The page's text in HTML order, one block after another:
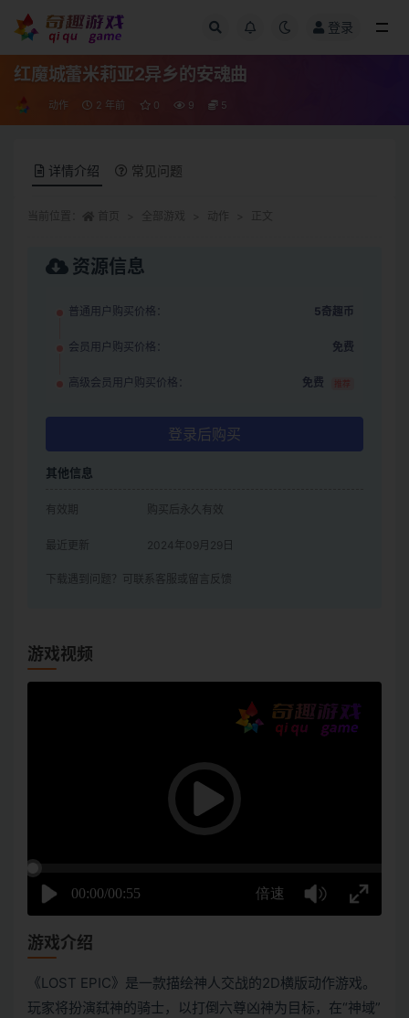
登录
红魔城蕾米莉亚2异乡的安魂曲
动作 2 年前 0 9 5
详情介绍 常见问题
资源信息
普通用户购买价格： 5奇趣币
会员用户购买价格： 免费
高级会员用户购买价格： 免费 推荐
登录后购买
其他信息
有效期 购买后永久有效
最近更新 2024年09月29日
下载遇到问题？可联系客服或留言反馈
游戏视频
游戏介绍
《LOST EPIC》是一款描绘神人交战的2D横版动作游戏。
玩家将扮演弑神的骑士，以打倒六尊凶神为目标，在“神域”